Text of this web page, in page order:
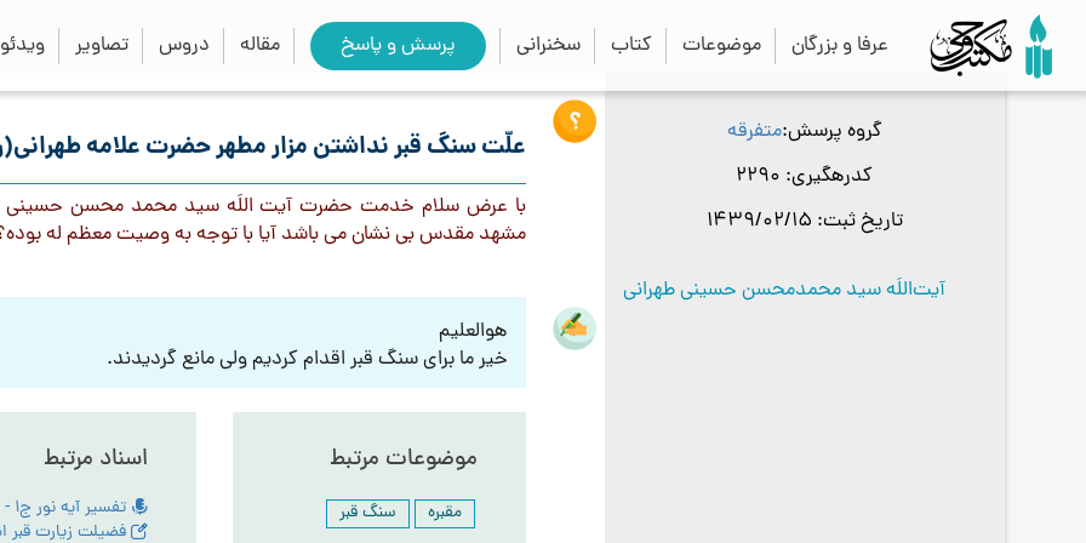
عرفا و بزرگان موضوعات کتاب سخنرانی پرسش و پاسخ مقاله دروس تصاویر ویدئو search
close
گروه پرسش متفرقه
کدرهگیری
تاریخ ثبت
آیت‌اللَه سید محمدمحسن حسینی طهرانی
علّت سنگ قبر نداشتن مزار مطهر حضرت علامه
با عرض سلام خدمت حضرت آیت اللَه سید محمد محسن حسینی
مشهد مقدس بی نشان می باشد آیا با توجه به وصیت معظم له
هوالعلیم
خیر ما برای سنگ قبر اقدام کردیم ولی مانع گردیدند.
موضوعات مرتبط
مقبره
سنگ قبر
اسناد مرتبط